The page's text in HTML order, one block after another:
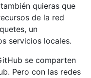
quieras que
de la red
un
servicios locales.
se comparten
Pero con las redes